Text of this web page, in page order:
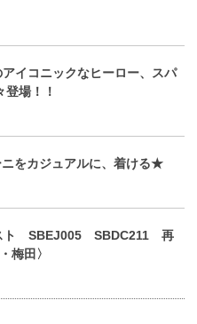
イコニックなヒーロー、スパ
場！！
ニをカジュアルに、着ける★
スト SBEJ005 SBDC211 再
梅田〉